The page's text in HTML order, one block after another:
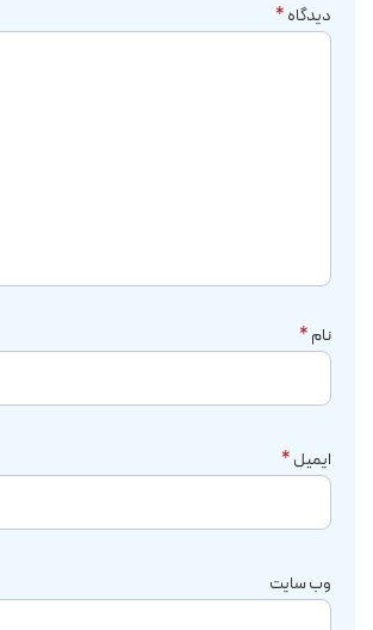
دیدگاه*
نام*
ایمیل*
وب‌ سایت